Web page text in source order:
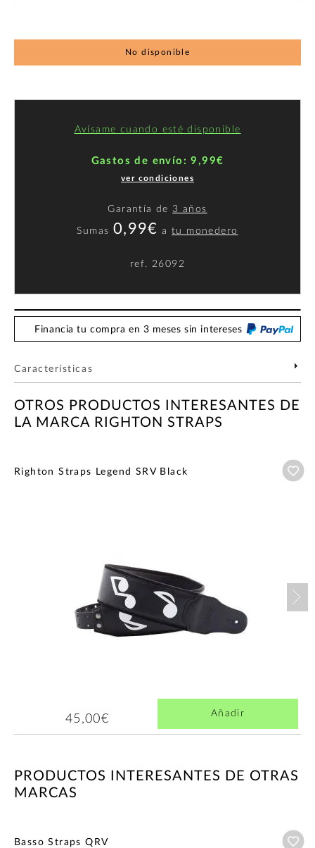
No disponible
Avísame cuando esté disponible
Gastos de envío: 9,99€
ver condiciones
Garantía de 3 años
Sumas 0,99€ atu monedero
ref. 26092
Financia tu compra en 3 meses sin intereses
Características
OTROS PRODUCTOS INTERESANTES DE
LA MARCA RIGHTON STRAPS
Righton Straps Legend SRV Black
45,00€ Añadir
PRODUCTOS INTERESANTES DE OTRAS
MARCAS
Basso Straps QRV